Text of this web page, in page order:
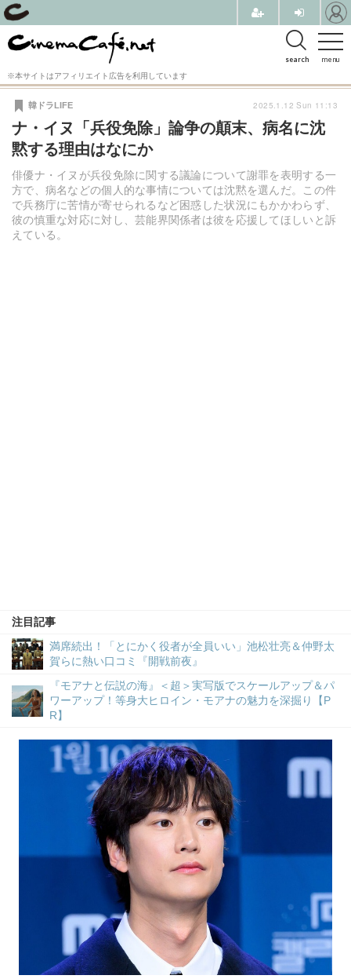
menu
search
※本サイトはアフィリエイト広告を利用しています
ナ・イヌ「兵役免除」論争の顛末、病名に沈
黙する理由はなにか
俳優ナ・イヌが兵役免除に関する議論について謝罪を表明する一
方で、病名などの個人的な事情については沈黙を選んだ。この件
で兵務庁に苦情が寄せられるなど困惑した状況にもかかわらず、
彼の慎重な対応に対し、芸能界関係者は彼を応援してほしいと訴
えている。
韓ドラLIFE
注目記事
満席続出！「とにかく役者が全員いい」池松壮亮＆仲野太
賀らに熱い口コミ『開戦前夜』
『モアナと伝説の海』＜超＞実写版でスケールアップ＆パ
ワーアップ！等身大ヒロイン・モアナの魅力を深掘り【P
R】
2025.1.12 Sun 11:13